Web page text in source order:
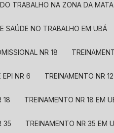
DO TRABALHO NA ZONA DA
E SAÚDE NO TRABALHO EM UBÁ
NR 18
EPI NR 6 TREINAMENTO NR 12
18 TREINAMENTO NR 18 EM
35 TREINAMENTO NR 35 EM